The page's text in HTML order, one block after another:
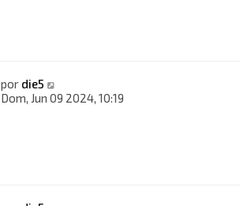
por die5
Dom, Jun 09 2024, 10:19